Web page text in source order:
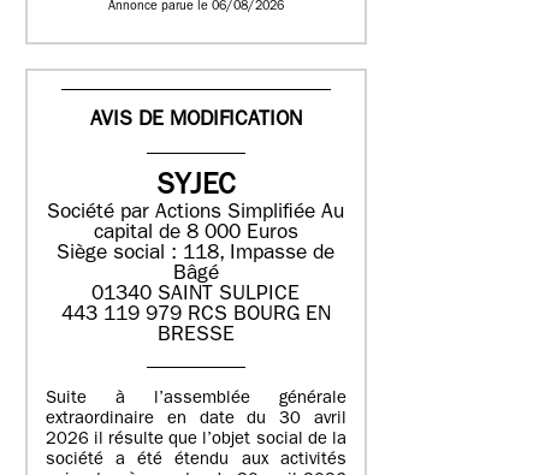
Annonce parue le 06/08/2026
AVIS DE MODIFICATION
SYJEC
Société par Actions SimplifiéeAu
capital de 8 000 Euros
Siège social : 118, Impasse de
Bâgé
01340 SAINT SULPICE
443 119 979 RCS BOURG EN
BRESSE
Suite à l’assemblée générale
extraordinaire en date du 30 avril
2026 il résulte que l’objet social de la
société a été étendu aux activités